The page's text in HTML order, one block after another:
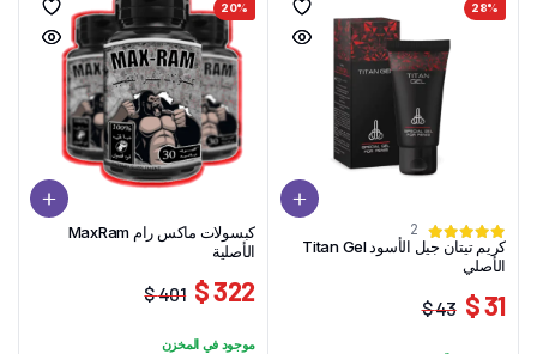
28%
2
كريم تيتان جيل الأسود Titan Gel
الأصلي
43 $ 31 $
20%
كبسولات ماكس رام MaxRam
الأصلية
401 $ 322 $
موجود في المخزن